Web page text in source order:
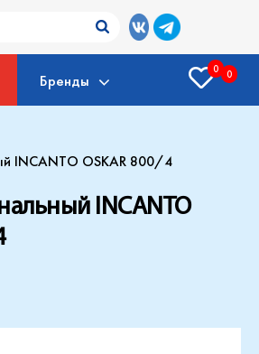
Бренды
0 0
INCANTO OSKAR 800/4
INCANTO